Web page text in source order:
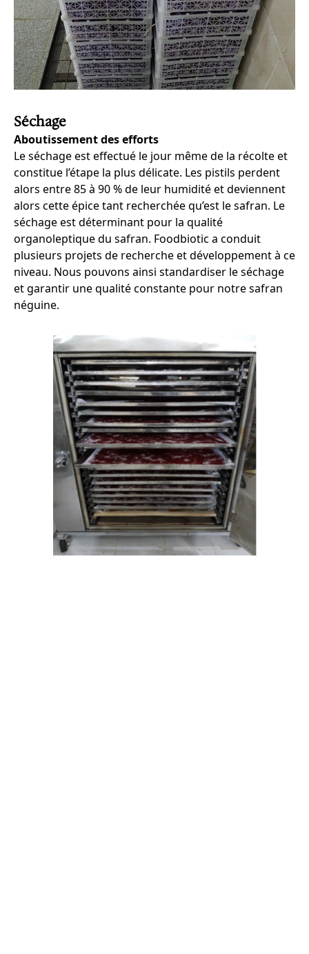
Séchage
Aboutissement des efforts
Le séchage est effectué le jour même de la récolte et
constitue l’étape la plus délicate. Les pistils perdent
alors entre 85 à 90 % de leur humidité et deviennent
alors cette épice tant recherchée qu’est le safran. Le
séchage est déterminant pour la qualité
organoleptique du safran. Foodbiotic a conduit
plusieurs projets de recherche et développement à ce
niveau. Nous pouvons ainsi standardiser le séchage
et garantir une qualité constante pour notre safran
néguine.